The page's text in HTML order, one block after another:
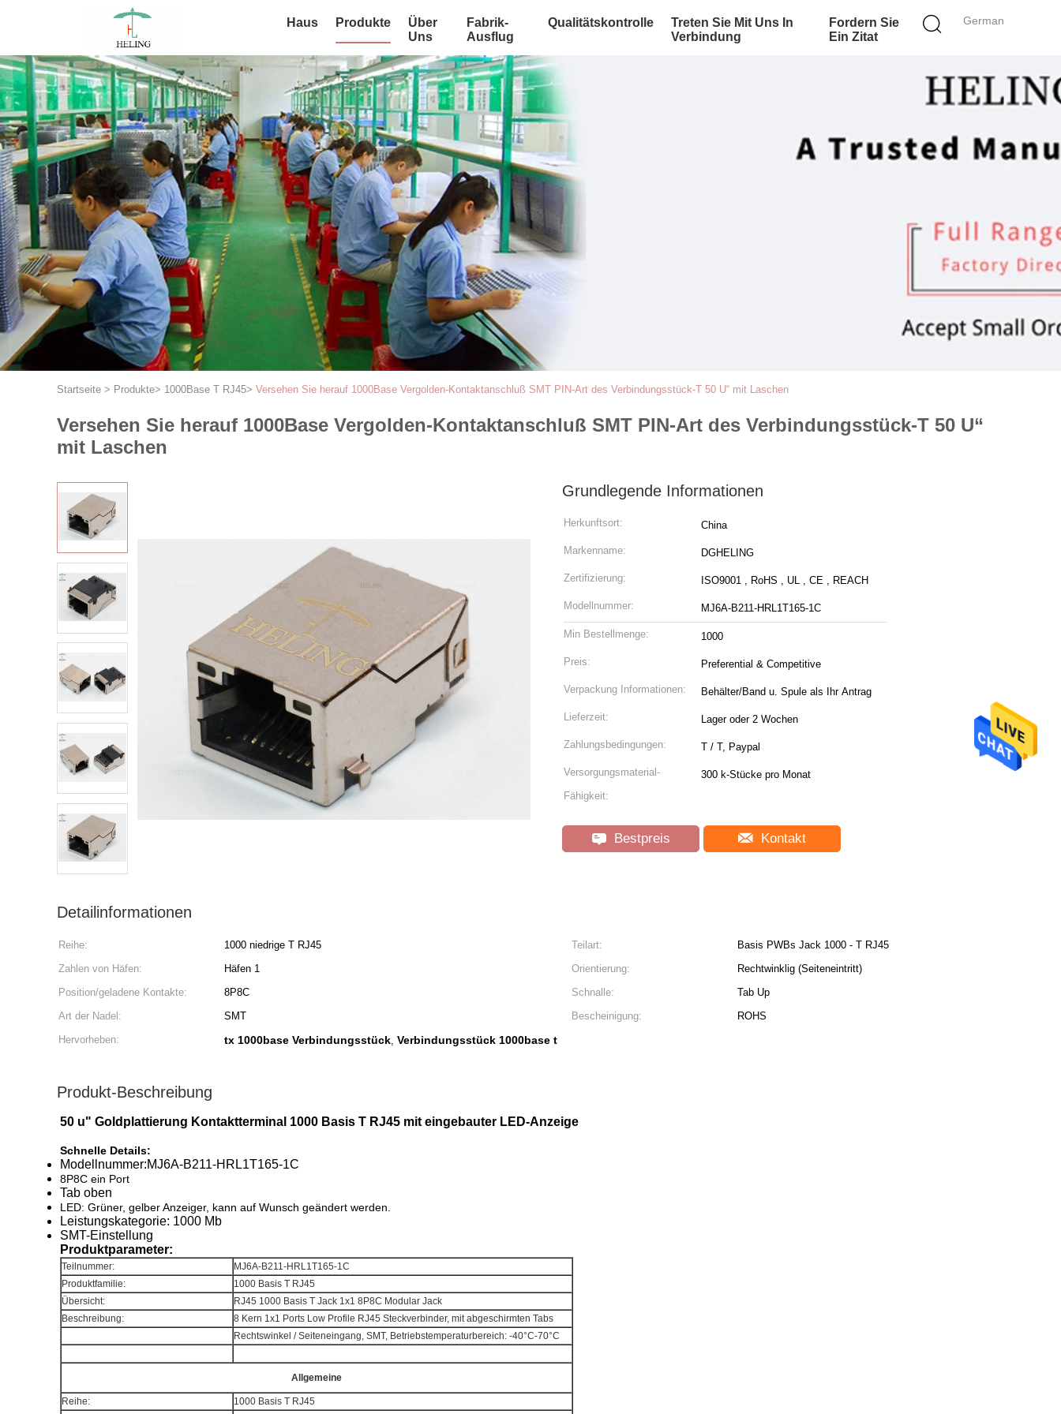
German
Haus Produkte
Über
Uns
Fabrik-
Ausflug
Qualitätskontrolle
Treten Sie Mit Uns In
Verbindung
Fordern Sie
Ein Zitat
Startseite > Produkte> 1000Base T RJ45> Versehen Sie herauf 1000Base Vergolden-Kontaktanschluß SMT PIN-Art des Verbindungsstück-T 50 U“ mit Laschen
Versehen Sie herauf 1000Base Vergolden-Kontaktanschluß SMT PIN-Art des Verbindungsstück-T 50 U“
mit Laschen
Grundlegende Informationen
Herkunftsort: China
Markenname: DGHELING
Zertifizierung: ISO9001 , RoHS , UL , CE , REACH
Modellnummer: MJ6A-B211-HRL1T165-1C
Min Bestellmenge: 1000
Preis: Preferential & Competitive
Verpackung Informationen: Behälter/Band u. Spule als Ihr Antrag
Lieferzeit: Lager oder 2 Wochen
Zahlungsbedingungen: T / T, Paypal
Versorgungsmaterial-
Fähigkeit:
300 k-Stücke pro Monat
Bestpreis Kontakt
Detailinformationen
Reihe: 1000 niedrige T RJ45 Teilart:
Basis PWBs Jack 1000 - T RJ45
Zahlen von Häfen:
Häfen 1 Orientierung:
Rechtwinklig (Seiteneintritt)
Position/geladene Kontakte:
8P8C Schnalle:
Tab Up
Art der Nadel:
SMT Bescheinigung:
ROHS
Hervorheben:
tx 1000base Verbindungsstück, Verbindungsstück 1000base t
Produkt-Beschreibung
50 u" Goldplattierung Kontaktterminal 1000 Basis T RJ45 mit eingebauter LED-Anzeige
Schnelle Details:
Modellnummer:MJ6A-B211-HRL1T165-1C
8P8C ein Port
Tab oben
LED: Grüner, gelber Anzeiger, kann auf Wunsch geändert werden.
Leistungskategorie: 1000 Mb
SMT-Einstellung
Produktparameter:
Teilnummer:
MJ6A-B211-HRL1T165-1C
Produktfamilie:
1000 Basis T RJ45
Übersicht:
RJ45 1000 Basis T Jack 1x1 8P8C Modular Jack
Beschreibung:
8 Kern 1x1 Ports Low Profile RJ45 Steckverbinder, mit abgeschirmten Tabs
Rechtswinkel / Seiteneingang, SMT, Betriebstemperaturbereich: -40°C-70°C
Allgemeine
Reihe:
1000 Basis T RJ45